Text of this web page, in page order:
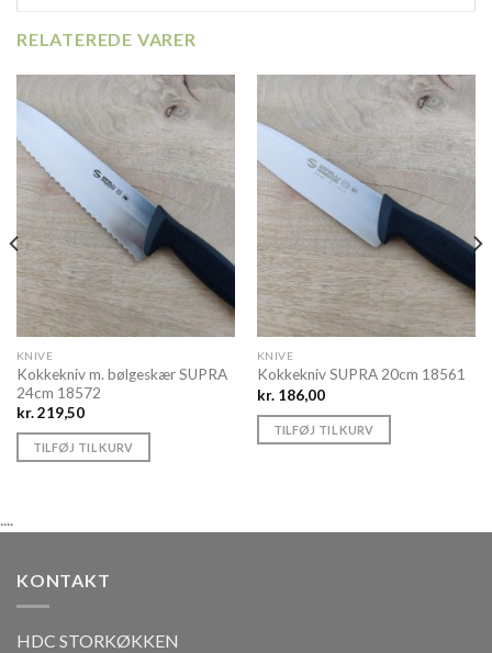
RELATEREDE VARER
KNIVE
Kokkekniv m. bølgeskær SUPRA
24cm 18572
kr.219,50
TILFØJ TIL KURV
KNIVE
Kokkekniv SUPRA 20cm 18561
kr.186,00
TILFØJ TIL KURV
KONTAKT
HDC STORKØKKEN